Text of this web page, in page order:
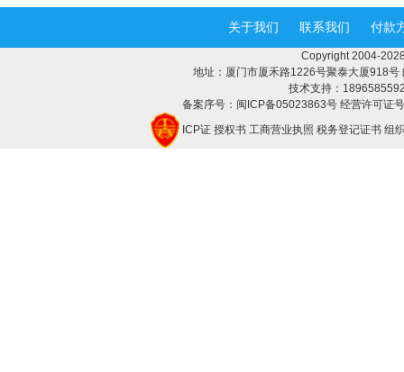
关于我们 联系我们 付款
Copyright 2004-
地址：厦门市厦禾路1226号聚泰大厦918
技术支持：
备案序号：闽ICP备05023863号 经营许可证
ICP证 授权书 工商营业执照 税务登记证书 组